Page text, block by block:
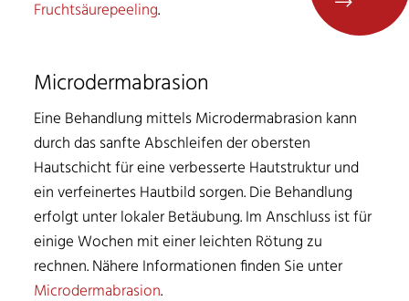
Fruchtsäurepeeling.
Microdermabrasion
Eine Behandlung mittels Microdermabrasion kann
durch das sanfte Abschleifen der obersten
Hautschicht für eine verbesserte Hautstruktur und
ein verfeinertes Hautbild sorgen. Die Behandlung
erfolgt unter lokaler Betäubung. Im Anschluss ist für
einige Wochen mit einer leichten Rötung zu
rechnen. Nähere Informationen finden Sie unter
Microdermabrasion.